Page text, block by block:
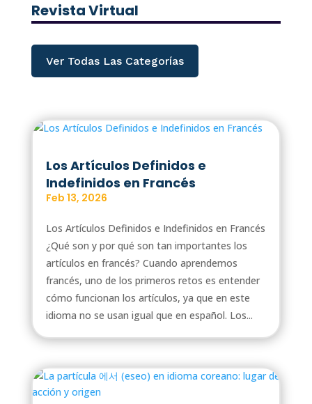
Revista Virtual
Ver Todas Las Categorías
Los Artículos Definidos e
Indefinidos en Francés
Feb 13, 2026
Los Artículos Definidos e Indefinidos en Francés
¿Qué son y por qué son tan importantes los
artículos en francés? Cuando aprendemos
francés, uno de los primeros retos es entender
cómo funcionan los artículos, ya que en este
idioma no se usan igual que en español. Los...